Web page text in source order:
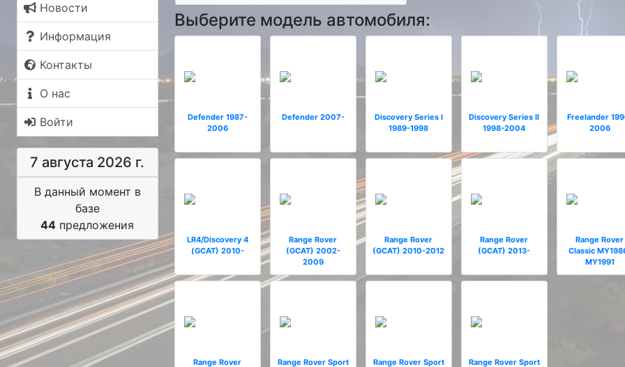
Новости
Информация
Контакты
О нас
Войти
7 августа 2026 г.
В данный момент в
базе
44 предложения
Выберите модель автомобиля:
Defender 1987-
2006
Defender 2007-
Discovery Series I
1989-1998
Discovery Series II
1998-2004
Freelander
2006
LR4/Discovery 4
(GCAT) 2010-
Range Rover
(GCAT) 2002-
2009
Range Rover
(GCAT) 2010-2012
Range Rover
(GCAT) 2013-
Range Rover
Classic
MY1991
Range Rover Range Rover Sport Range Rover Sport Range Rover Sport